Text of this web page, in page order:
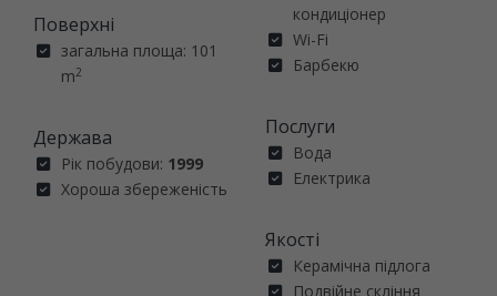
Поверхні
загальна площа: 101
m2
Держава
Рік побудови: 1999
Хороша збереженість
кондиціонер
Wi-Fi
Барбекю
Послуги
Вода
Електрика
Якості
Керамічна підлога
Подвійне скління